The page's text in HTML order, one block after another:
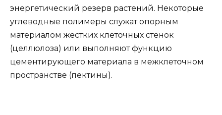
энергетический резерв растений. Некоторые
углеводные полимеры служат опорным
материалом жестких клеточных стенок
(целлюлоза) или выполняют функцию
цементирующего материала в межклеточном
пространстве (пектины).